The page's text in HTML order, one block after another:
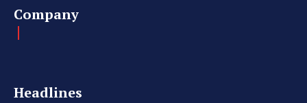
Company
Headlines